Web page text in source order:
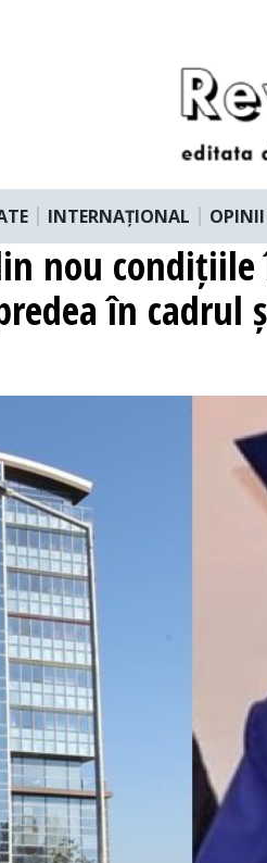
INTERNAȚIONAL OPINII
nou
în cadrul